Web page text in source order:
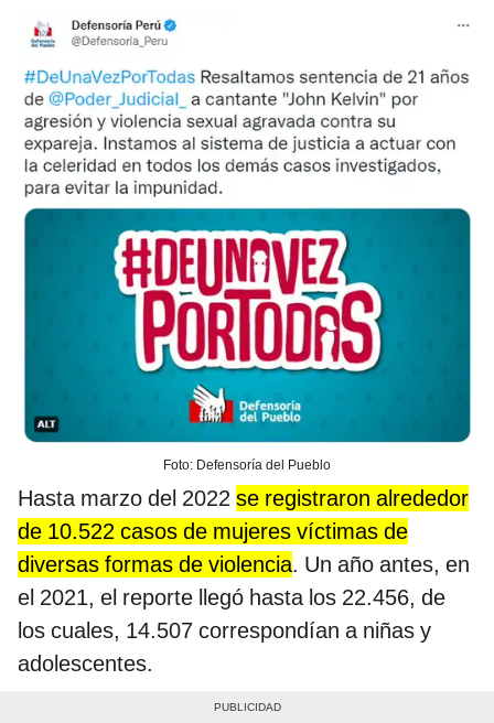
Foto: Defensoría del Pueblo
Hasta marzo del 2022 se registraron alrededor
de 10.522 casos de mujeres víctimas de
diversas formas de violencia. Un año antes, en
el 2021, el reporte llegó hasta los 22.456, de
los cuales, 14.507 correspondían a niñas y
adolescentes.